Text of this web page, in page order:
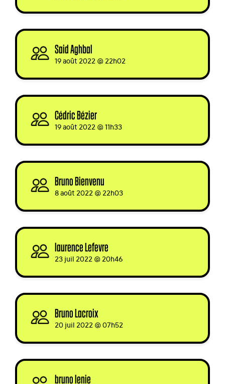
Said Aghbal
19 août 2022 @ 22h02
Cédric Bézier
19 août 2022 @ 11h33
Bruno Bienvenu
8 août 2022 @ 22h03
laurence Lefevre
23 juil 2022 @ 20h46
Bruno Lacroix
20 juil 2022 @ 07h52
bruno lenie